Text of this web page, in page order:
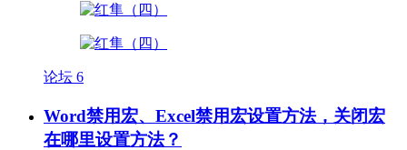
论坛 6
Word禁用宏、Excel禁用宏设置方法，关闭宏
在哪里设置方法？